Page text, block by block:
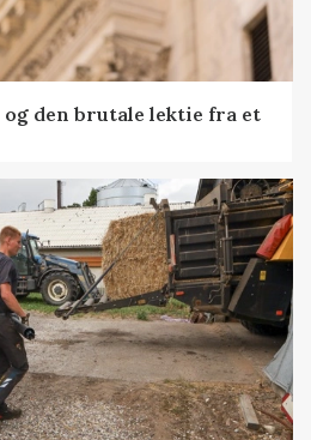
den brutale lektie fra et